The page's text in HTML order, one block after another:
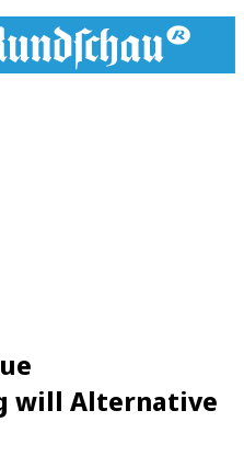
will Alternative